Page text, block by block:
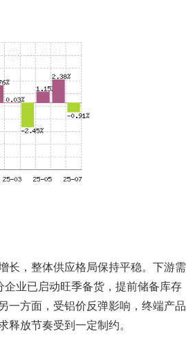
长，整体供应格局保持平稳。下游需
企业已启动旺季备货，提前储备库存
一方面，受铝价反弹影响，终端产品
释放节奏受到一定制约。​